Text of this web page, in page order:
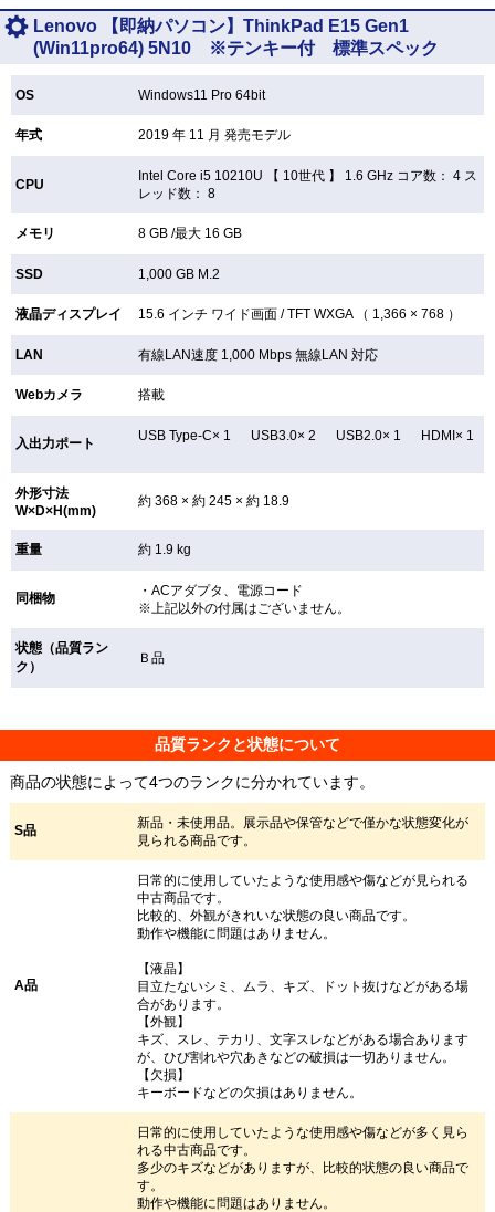
Lenovo 【即納パソコン】ThinkPad E15 Gen1
(Win11pro64) 5N10 ※テンキー付 標準スペック
OS Windows11 Pro 64bit
年式 2019 年 11 月 発売モデル
CPU
Intel Core i5 10210U 【 10世代 】 1.6 GHz コア数： 4 ス
レッド数： 8
メモリ 8 GB /最大 16 GB
SSD 1,000 GB M.2
液晶ディスプレイ 15.6 インチ ワイド画面 /TFTWXGA （ 1,366 × 768 ）
LAN 有線LAN速度 1,000 Mbps 無線LAN対応
Webカメラ 搭載
入出力ポート USB Type-C× 1 USB3.0× 2 USB2.0× 1 HDMI× 1
外形寸法
W×D×H(mm)
約 368 × 約 245 × 約 18.9
重量 約 1.9 kg
同梱物
・ACアダプタ、電源コード
※上記以外の付属はございません。
状態（品質ラン
ク）
Ｂ品
品質ランクと状態について
商品の状態によって4つのランクに分かれています。
S品
新品・未使用品。展示品や保管などで僅かな状態変化が
見られる商品です。
A品
日常的に使用していたような使用感や傷などが見られる
中古商品です。
比較的、外観がきれいな状態の良い商品です。
動作や機能に問題はありません。
【液晶】
目立たないシミ、ムラ、キズ、ドット抜けなどがある場
合があります。
【外観】
キズ、スレ、テカリ、文字スレなどがある場合あります
が、ひび割れや穴あきなどの破損は一切ありません。
【欠損】
キーボードなどの欠損はありません。
日常的に使用していたような使用感や傷などが多く見ら
れる中古商品です。
多少のキズなどがありますが、比較的状態の良い商品で
す。
動作や機能に問題はありません。